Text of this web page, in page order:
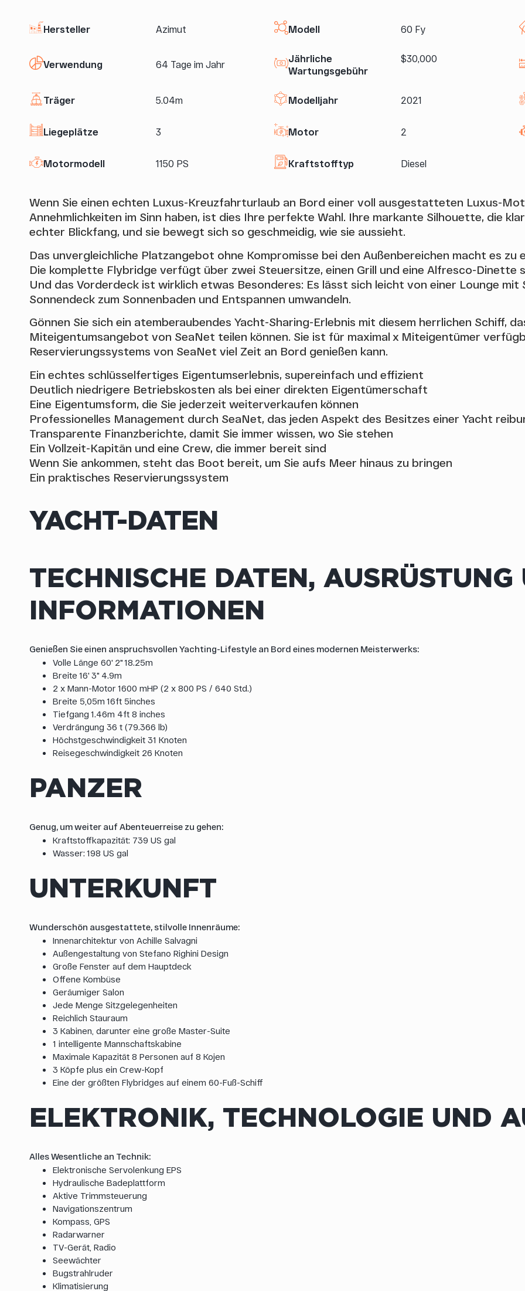
Hersteller Azimut Modell 60 Fy
Verwendung 64 Tage im Jahr
Jährliche
Wartungsgebühr
$30,000
Träger 5.04m Modelljahr 2021
Liegeplätze 3 Motor 2
Motormodell 1150 PS Kraftstofftyp Diesel
Wenn Sie einen echten Luxus-Kreuzfahrturlaub an Bord einer voll ausgestatteten Luxus-
Annehmlichkeiten im Sinn haben, ist dies Ihre perfekte Wahl. Ihre markante Silhouette, die
echter Blickfang, und sie bewegt sich so geschmeidig, wie sie aussieht.
Das unvergleichliche Platzangebot ohne Kompromisse bei den Außenbereichen macht es
Die komplette Flybridge verfügt über zwei Steuersitze, einen Grill und eine Alfresco-Dinette
Und das Vorderdeck ist wirklich etwas Besonderes: Es lässt sich leicht von einer Lounge
Sonnendeck zum Sonnenbaden und Entspannen umwandeln.
Gönnen Sie sich ein atemberaubendes Yacht-Sharing-Erlebnis mit diesem herrlichen Schiff,
Miteigentumsangebot von SeaNet teilen können. Sie ist für maximal x Miteigentümer
Reservierungssystems von SeaNet viel Zeit an Bord genießen kann.
Ein echtes schlüsselfertiges Eigentumserlebnis, supereinfach und effizient
Deutlich niedrigere Betriebskosten als bei einer direkten Eigentümerschaft
Eine Eigentumsform, die Sie jederzeit weiterverkaufen können
Professionelles Management durch SeaNet, das jeden Aspekt des Besitzes einer Yacht
Transparente Finanzberichte, damit Sie immer wissen, wo Sie stehen
Ein Vollzeit-Kapitän und eine Crew, die immer bereit sind
Wenn Sie ankommen, steht das Boot bereit, um Sie aufs Meer hinaus zu bringen
Ein praktisches Reservierungssystem
YACHT-DATEN
TECHNISCHE DATEN, AUSRÜSTUNG
INFORMATIONEN
Genießen Sie einen anspruchsvollen Yachting-Lifestyle an Bord eines modernen Meisterwerks:
Volle Länge 60' 2" 18.25m
Breite 16' 3" 4.9m
2 x Mann-Motor 1600 mHP (2 x 800 PS / 640 Std.)
Breite 5,05m 16ft 5inches
Tiefgang 1.46m 4ft 8 inches
Verdrängung 36 t (79.366 lb)
Höchstgeschwindigkeit 31 Knoten
Reisegeschwindigkeit 26 Knoten
PANZER
Genug, um weiter auf Abenteuerreise zu gehen:
Kraftstoffkapazität: 739 US gal
Wasser: 198 US gal
UNTERKUNFT
Wunderschön ausgestattete, stilvolle Innenräume:
Innenarchitektur von Achille Salvagni
Außengestaltung von Stefano Righini Design
Große Fenster auf dem Hauptdeck
Offene Kombüse
Geräumiger Salon
Jede Menge Sitzgelegenheiten
Reichlich Stauraum
3 Kabinen, darunter eine große Master-Suite
1 intelligente Mannschaftskabine
Maximale Kapazität 8 Personen auf 8 Kojen
3 Köpfe plus ein Crew-Kopf
Eine der größten Flybridges auf einem 60-Fuß-Schiff
ELEKTRONIK, TECHNOLOGIE UND
Alles Wesentliche an Technik:
Elektronische Servolenkung EPS
Hydraulische Badeplattform
Aktive Trimmsteuerung
Navigationszentrum
Kompass, GPS
Radarwarner
TV-Gerät, Radio
Seewächter
Bugstrahlruder
Klimatisierung